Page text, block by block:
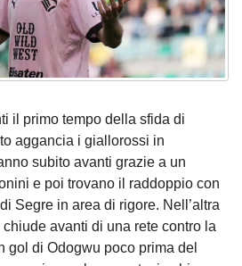
il primo tempo della sfida di
aggancia i giallorossi in
subito avanti grazie a un
e poi trovano il raddoppio con
Segre in area di rigore. Nell’altra
avanti di una rete contro la
gol di Odogwu poco prima del